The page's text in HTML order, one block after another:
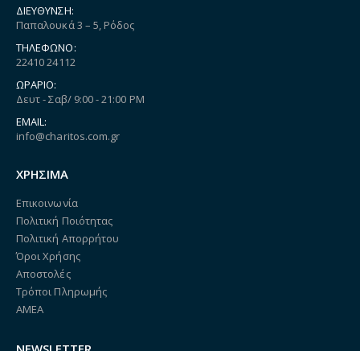
ΔΙΕΎΘΥΝΣΗ:
Παπαλουκά 3 – 5, Ρόδος
ΤΗΛΈΦΩΝΟ:
22410 24112
ΩΡΆΡΙΟ:
Δευτ - Σαβ/ 9:00 - 21:00 PM
EMAIL:
info@charitos.com.gr
ΧΡΗΣΙΜΑ
Επικοινωνία
Πολιτική Ποιότητας
Πολιτική Απορρήτου
Όροι Χρήσης
Αποστολές
Τρόποι Πληρωμής
ΑΜΕΑ